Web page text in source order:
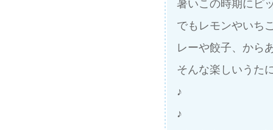
暑いこの時期にピ
でもレモンやいち
レーや餃子、から
そんな楽しいうた
♪
♪